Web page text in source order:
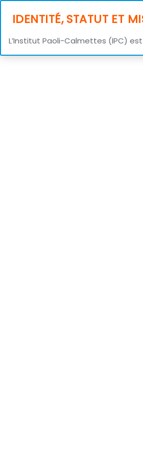
IDENTITÉ, STATUT ET
L’Institut Paoli-Calmettes (IPC)